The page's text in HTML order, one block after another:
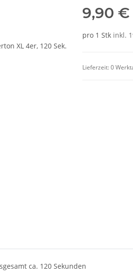
9,90 €
pro 1 Stk inkl.
Lieferzeit:0
ca. 120 Sekunden